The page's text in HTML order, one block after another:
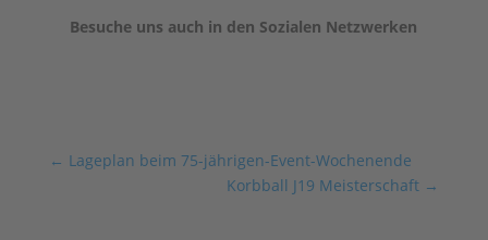
Besuche uns auch in den Sozialen Netzwerken
← Lageplan beim 75-jährigen-Event-Wochenende
Korbball J19 Meisterschaft →